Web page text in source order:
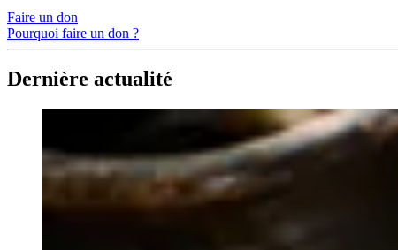
Faire un don
Pourquoi faire un don ?
Dernière actualité